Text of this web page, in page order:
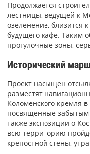
Продолжается
лестницы, ведущей к
озеленение, близится
будущего кафе. Таким
прогулочные зоны,
Исторический
Проект насыщен
разместят
Коломенского кремля
посвященные забытым
также экспозиции о
всю территорию
крепостной стены,